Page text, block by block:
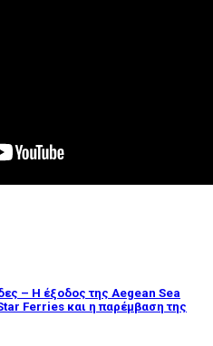
– Η έξοδος της Aegean Sea
Ferries και η παρέμβαση της